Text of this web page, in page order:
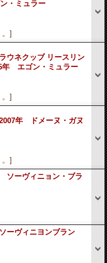
・ミュラー
。]
ウネクッブ リースリン
エゴン・ミュラー
。]
年 ドメーヌ・ガヌ
。]
ソーヴィニョン・ブラ
ーヴィニヨンブラン